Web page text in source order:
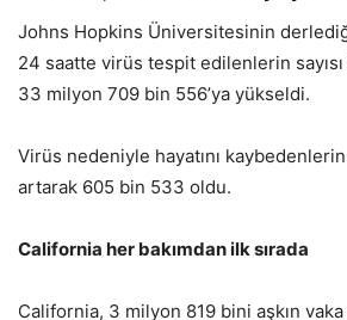
Johns Hopkins Üniversitesinin
24 saatte virüs tespit edilenlerin
33 milyon 709 bin 556’ya yükseldi.
Virüs nedeniyle hayatını kaybedenlerin
artarak 605 bin 533 oldu.
California her bakımdan ilk sırada
California, 3 milyon 819 bini aşkın vaka